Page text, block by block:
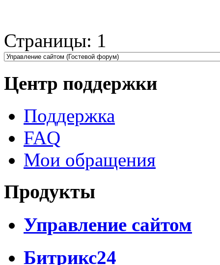
Страницы: 1
Центр поддержки
Поддержка
FAQ
Мои обращения
Продукты
Управление сайтом
Битрикс24